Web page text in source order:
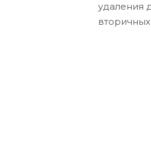
удаления